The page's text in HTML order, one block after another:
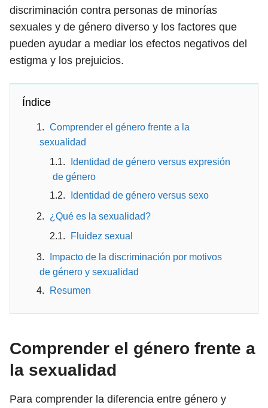
discriminación contra personas de minorías
sexuales y de género diverso y los factores que
pueden ayudar a mediar los efectos negativos del
estigma y los prejuicios.
Índice
Comprender el género frente a la
sexualidad
Identidad de género versus expresión
de género
Identidad de género versus sexo
¿Qué es la sexualidad?
Fluidez sexual
Impacto de la discriminación por motivos
de género y sexualidad
Resumen
Comprender el género frente a
la sexualidad
Para comprender la diferencia entre género y